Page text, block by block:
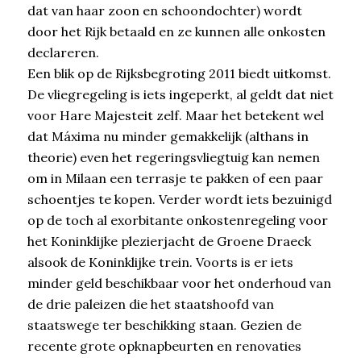
dat van haar zoon en schoondochter) wordt
door het Rijk betaald en ze kunnen alle onkosten
declareren.
Een blik op de Rijksbegroting 2011 biedt uitkomst.
De vliegregeling is iets ingeperkt, al geldt dat niet
voor Hare Majesteit zelf. Maar het betekent wel
dat Máxima nu minder gemakkelijk (althans in
theorie) even het regeringsvliegtuig kan nemen
om in Milaan een terrasje te pakken of een paar
schoentjes te kopen. Verder wordt iets bezuinigd
op de toch al exorbitante onkostenregeling voor
het Koninklijke plezierjacht de Groene Draeck
alsook de Koninklijke trein. Voorts is er iets
minder geld beschikbaar voor het onderhoud van
de drie paleizen die het staatshoofd van
staatswege ter beschikking staan. Gezien de
recente grote opknapbeurten en renovaties